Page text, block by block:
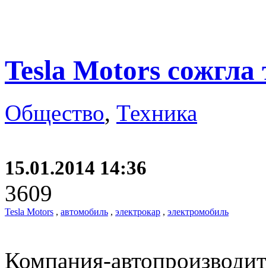
Tesla Motors сожгла
Общество, Техника
15.01.2014 14:36
3609
Tesla Motors , автомобиль , электрокар , электромобиль
Компания-